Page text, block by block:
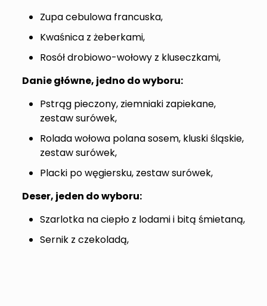
Zupa cebulowa francuska,
Kwaśnica z żeberkami,
Rosół drobiowo-wołowy z kluseczkami,
Danie główne, jedno do wyboru:
Pstrąg pieczony, ziemniaki zapiekane,
zestaw surówek,
Rolada wołowa polana sosem, kluski śląskie,
zestaw surówek,
Placki po węgiersku, zestaw surówek,
Deser, jeden do wyboru:
Szarlotka na ciepło z lodami i bitą śmietaną,
Sernik z czekoladą,